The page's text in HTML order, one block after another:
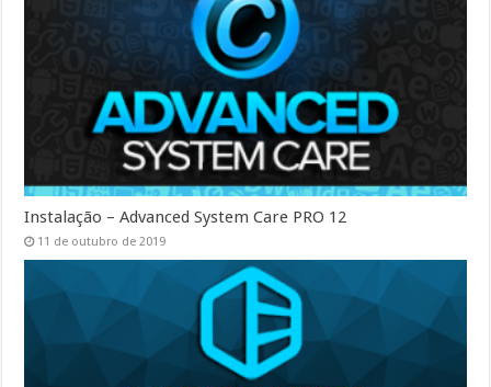
Instalação – Advanced System Care PRO 12
11 de outubro de 2019